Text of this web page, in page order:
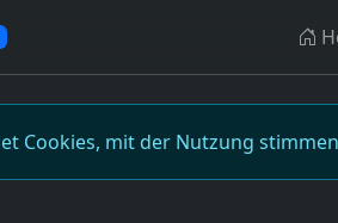
Cookies, mit der Nutzung